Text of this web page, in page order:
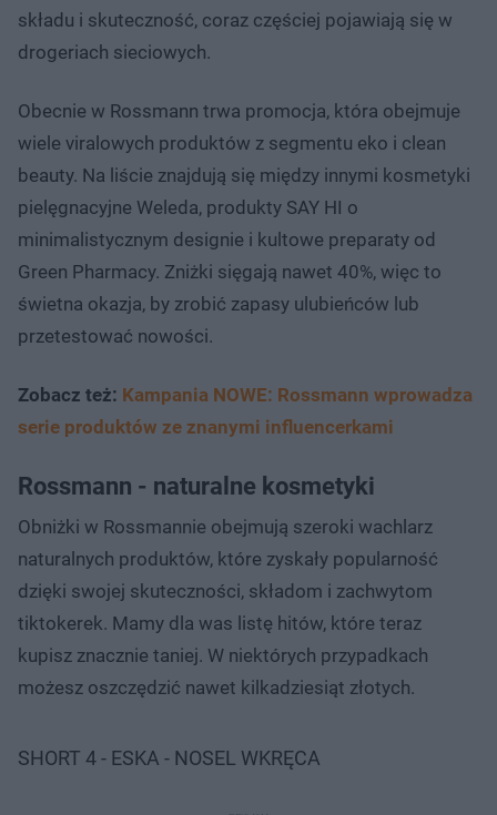
składu i skuteczność, coraz częściej pojawiają się w
drogeriach sieciowych.
Obecnie w Rossmann trwa promocja, która obejmuje
wiele viralowych produktów z segmentu eko i clean
beauty. Na liście znajdują się między innymi kosmetyki
pielęgnacyjne Weleda, produkty SAY HI o
minimalistycznym designie i kultowe preparaty od
Green Pharmacy. Zniżki sięgają nawet 40%, więc to
świetna okazja, by zrobić zapasy ulubieńców lub
przetestować nowości.
Zobacz też: Kampania NOWE: Rossmann wprowadza
serie produktów ze znanymi influencerkami
Rossmann - naturalne kosmetyki
Obniżki w Rossmannie obejmują szeroki wachlarz
naturalnych produktów, które zyskały popularność
dzięki swojej skuteczności, składom i zachwytom
tiktokerek. Mamy dla was listę hitów, które teraz
kupisz znacznie taniej. W niektórych przypadkach
możesz oszczędzić nawet kilkadziesiąt złotych.
SHORT 4 - ESKA - NOSEL WKRĘCA